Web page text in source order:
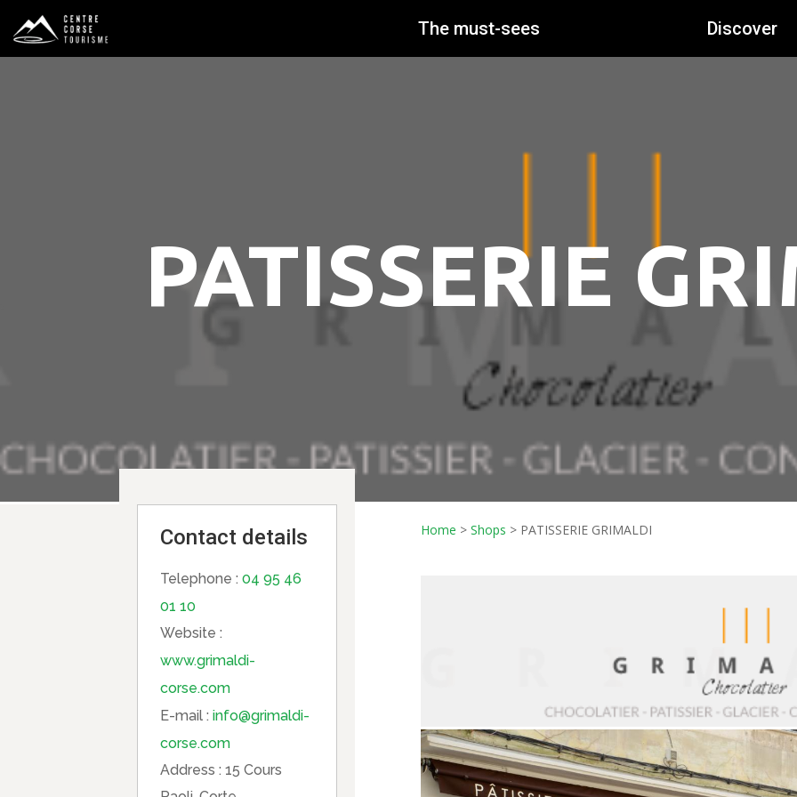
The must-sees Discover
PATISSERIE
Home > Shops > PATISSERIE GRIMALDI
Contact details
Telephone :04 95 46
01 10
Website :
www.grimaldi-
corse.com
E-mail :info@grimaldi-
corse.com
Address :15 Cours